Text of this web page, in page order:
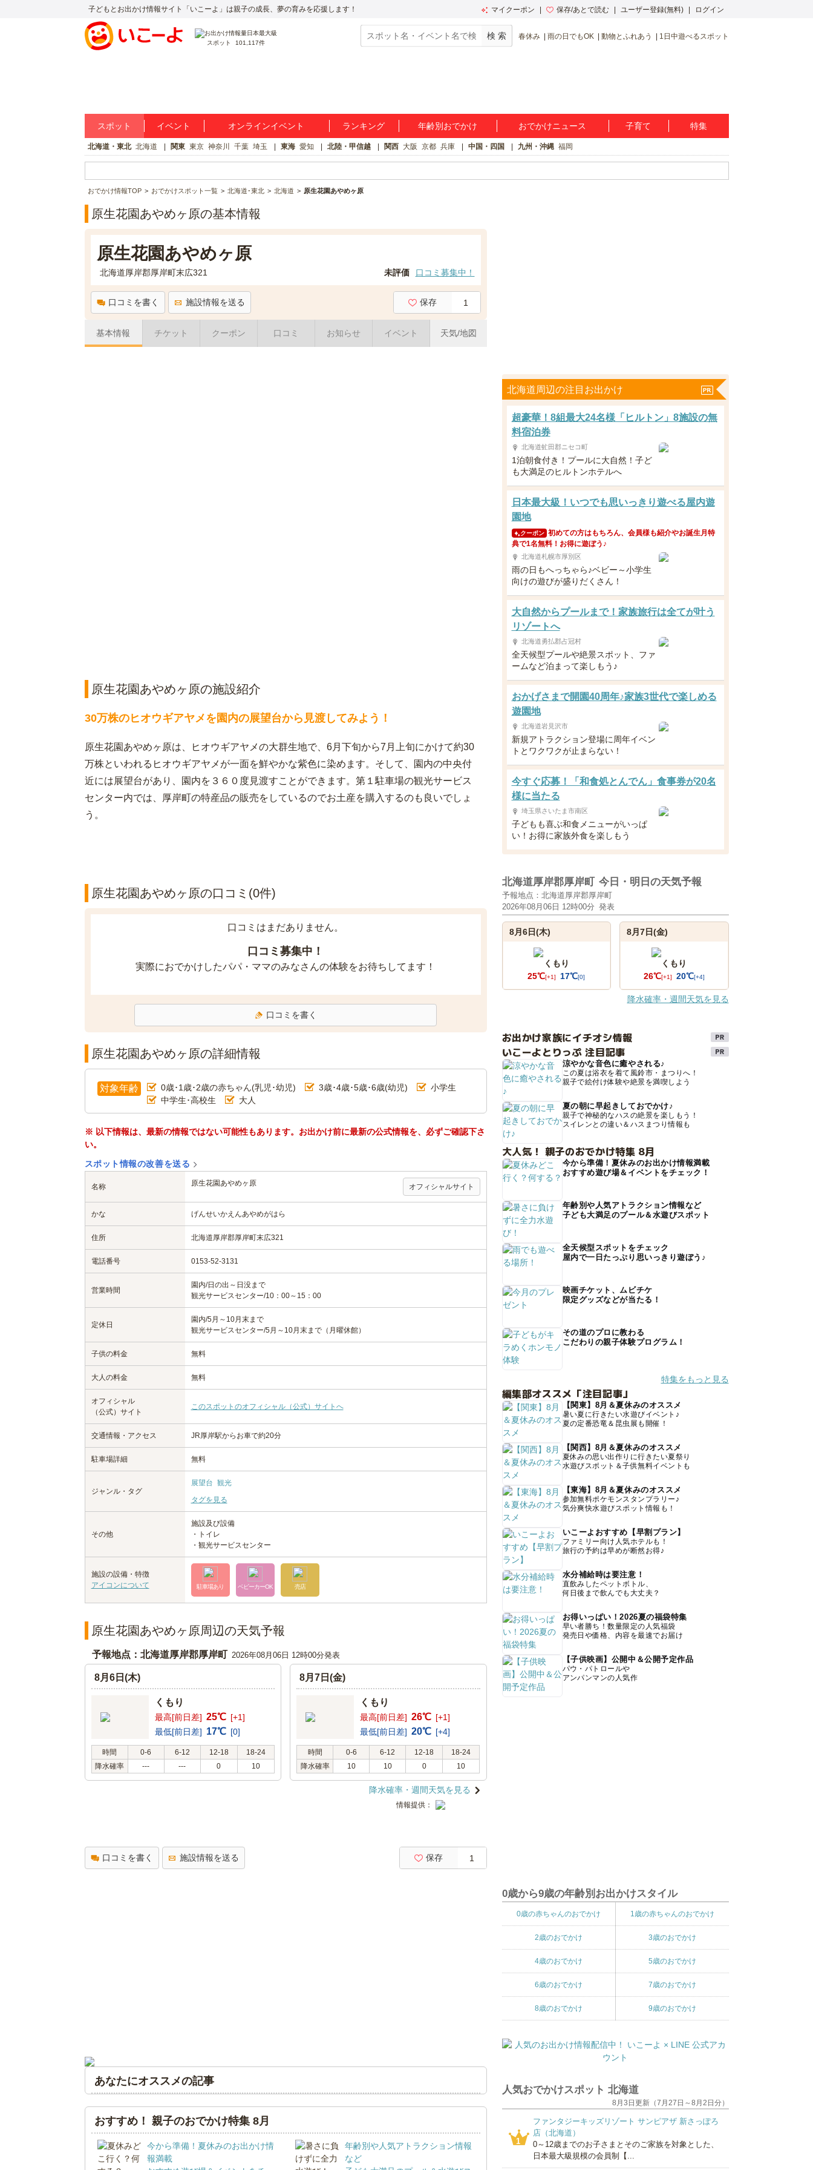
子どもとお出かけ情報サイト「いこーよ」は親子の成長、夢の育みを応援します！ マイクーポン 保存/あとで読む ユーザー登録(無料) ログイン
スポット 101,117件
春休み 雨の日でもOK 動物とふれあう 1日中遊べるスポット
スポット イベント オンラインイベント ランキング 年齢別おでかけ おでかけニュース 子育て 特集
北海道・東北 北海道 関東 東京 神奈川 千葉 埼玉 東海 愛知 北陸・甲信越 関西 大阪 京都 兵庫 中国・四国 九州・沖縄 福岡
おでかけ情報TOP おでかけスポット一覧 北海道･東北 北海道 原生花園あやめヶ原
原生花園あやめヶ原の基本情報
原生花園あやめヶ原
北海道厚岸郡厚岸町末広321 未評価 口コミ募集中！
口コミを書く 施設情報を送る 保存 1
基本情報 チケット クーポン 口コミ お知らせ イベント 天気/地図
原生花園あやめヶ原の施設紹介
30万株のヒオウギアヤメを園内の展望台から見渡してみよう！
原生花園あやめヶ原は、ヒオウギアヤメの大群生地で、6月下旬から7月上旬にかけて約30
万株といわれるヒオウギアヤメが一面を鮮やかな紫色に染めます。そして、園内の中央付
近には展望台があり、園内を３６０度見渡すことができます。第１駐車場の観光サービス
センター内では、厚岸町の特産品の販売をしているのでお土産を購入するのも良いでしょ
う。
原生花園あやめヶ原の口コミ(0件)
口コミはまだありません。
口コミ募集中！
実際におでかけしたパパ・ママのみなさんの体験をお待ちしてます！
口コミを書く
原生花園あやめヶ原の詳細情報
対象年齢 0歳･1歳･2歳の赤ちゃん(乳児･幼児) 3歳･4歳･5歳･6歳(幼児)
小学生
中学生･高校生
大人
※ 以下情報は、最新の情報ではない可能性もあります。お出かけ前に最新の公式情報を、必ずご確認下さ
い。
スポット情報の改善を送る
名称 原生花園あやめヶ原 オフィシャルサイト
かな げんせいかえんあやめがはら
住所 北海道厚岸郡厚岸町末広321
電話番号 0153-52-3131
営業時間
園内/日の出～日没まで
観光サービスセンター/10：00～15：00
定休日
園内/5月～10月末まで
観光サービスセンター/5月～10月末まで（月曜休館）
子供の料金 無料
大人の料金 無料
オフィシャル
（公式）サイト
このスポットのオフィシャル（公式）サイトへ
交通情報・アクセス JR厚岸駅からお車で約20分
駐車場詳細 無料
ジャンル・タグ
展望台 観光
タグを見る
その他
施設及び設備
・トイレ
・観光サービスセンター
施設の設備・特徴
アイコンについて
駐車場あり ベビーカーOK 売店
原生花園あやめヶ原周辺の天気予報
予報地点：北海道厚岸郡厚岸町 2026年08月06日 12時00分発表
8月6日(木)
くもり
最高[前日差] 25℃ [+1]
最低[前日差] 17℃ [0]
時間 0-6 6-12 12-18
18-24
降水確率
--- --- 0 10
8月7日(金)
くもり
最高[前日差] 26℃ [+1]
最低[前日差] 20℃ [+4]
時間 0-6 6-12 12-18
18-24
降水確率
10 10 0 10
降水確率・週間天気を見る
情報提供：
口コミを書く 施設情報を送る 保存 1
あなたにオススメの記事
おすすめ！ 親子のおでかけ特集 8月
今から準備！夏休みのお出かけ情
報満載
年齢別や人気アトラクション情報
など
北海道周辺の注目お出かけ
超豪華！8組最大24名様「ヒルトン」8施設の無
料宿泊券
北海道虻田郡ニセコ町
1泊朝食付き！プールに大自然！子ど
も大満足のヒルトンホテルへ
日本最大級！いつでも思いっきり遊べる屋内遊
園地
クーポン 初めての方はもちろん、会員様も紹介やお誕生月特
典で1名無料！お得に遊ぼう♪
北海道札幌市厚別区
雨の日もへっちゃら♪ベビー～小学生
向けの遊びが盛りだくさん！
大自然からプールまで！家族旅行は全てが叶う
リゾートへ
北海道勇払郡占冠村
全天候型プールや絶景スポット、ファ
ームなど泊まって楽しもう♪
おかげさまで開園40周年♪家族3世代で楽しめる
遊園地
北海道岩見沢市
新規アトラクション登場に周年イベン
トとワクワクが止まらない！
今すぐ応募！「和食処とんでん」食事券が20名
様に当たる
埼玉県さいたま市南区
子どもも喜ぶ和食メニューがいっぱ
い！お得に家族外食を楽しもう
北海道厚岸郡厚岸町 今日・明日の天気予報
予報地点：北海道厚岸郡厚岸町
2026年08月06日 12時00分 発表
8月6日(木)
くもり
25℃[+1] 17℃[0]
8月7日(金)
くもり
26℃[+1] 20℃[+4]
降水確率・週間天気を見る
お出かけ家族にイチオシ情報
いこーよとりっぷ 注目記事
涼やかな音色に癒やされる♪
この夏は浴衣を着て風鈴市・まつりへ！
親子で絵付け体験や絶景を満喫しよう
夏の朝に早起きしておでかけ♪
親子で神秘的なハスの絶景を楽しもう！
スイレンとの違い＆ハスまつり情報も
大人気！ 親子のおでかけ特集 8月
今から準備！夏休みのお出かけ情報満載
おすすめ遊び場＆イベントをチェック！
年齢別や人気アトラクション情報など
子ども大満足のプール＆水遊びスポット
全天候型スポットをチェック
屋内で一日たっぷり思いっきり遊ぼう♪
映画チケット、ムビチケ
限定グッズなどが当たる！
その道のプロに教わる
こだわりの親子体験プログラム！
特集をもっと見る
編集部オススメ「注目記事」
【関東】8月＆夏休みのオススメ
暑い夏に行きたい水遊びイベント♪
夏の定番恐竜＆昆虫展も開催！
【関西】8月＆夏休みのオススメ
夏休みの思い出作りに行きたい夏祭り
水遊びスポット＆子供無料イベントも
【東海】8月＆夏休みのオススメ
参加無料ポケモンスタンプラリー♪
気分爽快水遊びスポット情報も！
いこーよおすすめ【早割プラン】
ファミリー向け人気ホテルも！
旅行の予約は早めが断然お得♪
水分補給時は要注意！
直飲みしたペットボトル、
何日後まで飲んでも大丈夫？
お得いっぱい！2026夏の福袋特集
早い者勝ち！数量限定の人気福袋
発売日や価格、内容を最速でお届け
【子供映画】公開中＆公開予定作品
パウ・パトロールや
アンパンマンの人気作
0歳から9歳の年齢別お出かけスタイル
0歳の赤ちゃんのおでかけ 1歳の赤ちゃんのおでかけ
2歳のおでかけ 3歳のおでかけ
4歳のおでかけ 5歳のおでかけ
6歳のおでかけ 7歳のおでかけ
8歳のおでかけ 9歳のおでかけ
人気おでかけスポット 北海道
8月3日更新（7月27日～8月2日分）
1
ファンタジーキッズリゾート サンピアザ 新さっぽろ
店（北海道）
0～12歳までのお子さまとそのご家族を対象とした、
日本最大級規模の会員制【...